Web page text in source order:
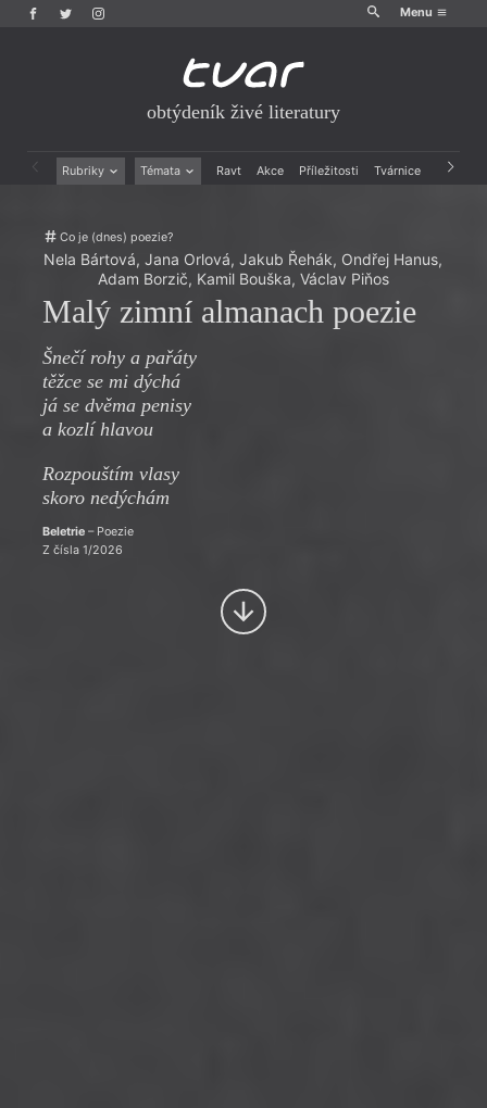
Menu
obtýdeník živé literatury
Rubriky Témata Ravt Akce Příležitosti Tvárnice Archiv
Esejistika
Recenze a reflexe
Rozhovory
Mauzoleum
Divadlo
Dokument
Co je (dnes) poezie?
Nela Bártová,Jana Orlová,Jakub Řehák, Ondřej Hanus,
Adam Borzič, Kamil Bouška, Václav Piňos
Malý zimní almanach poezie
Šnečí rohy a pařáty
těžce se mi dýchá
já se dvěma penisy
a kozlí hlavou
Rozpouštím vlasy
skoro nedýchám
Beletrie– Poezie
Z čísla 1/2026